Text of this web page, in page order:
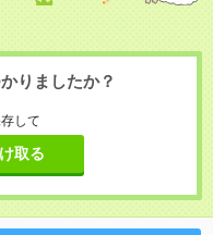
りましたか？
して
取る